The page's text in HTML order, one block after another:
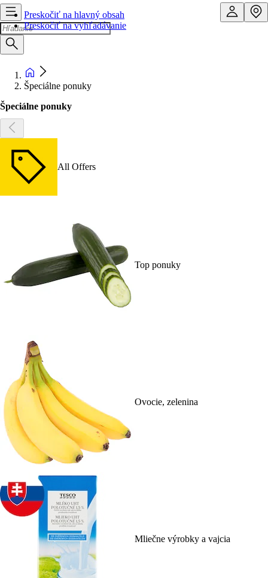
Preskočiť na hlavný obsah
Preskočiť na vyhľadávanie
Špeciálne ponuky
Špeciálne ponuky
All Offers
Top ponuky
Ovocie, zelenina
Mliečne výrobky a vajcia